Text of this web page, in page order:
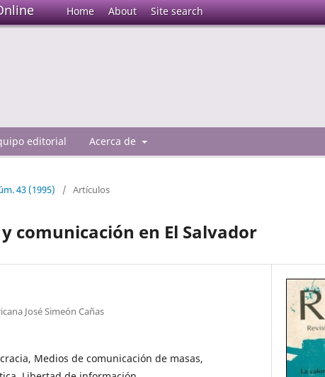
Home About Site search
editorial Acerca de
43 (1995) / Artículos
comunicación en El Salvador
José Simeón Cañas
Medios de comunicación de masas,